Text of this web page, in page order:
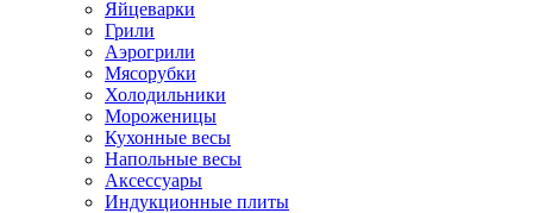
Яйцеварки
Грили
Аэрогрили
Мясорубки
Холодильники
Мороженицы
Кухонные весы
Напольные весы
Аксессуары
Индукционные плиты